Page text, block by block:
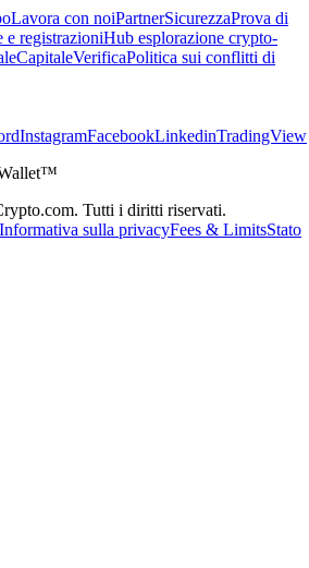
Lavora con noiPartnerSicurezzaProva di
e registrazioniHub esplorazione crypto-
CapitaleVerificaPolitica sui conflitti di
InstagramFacebookLinkedinTradingView
Tutti i diritti riservati.
Informativa sulla privacyFees & LimitsStato